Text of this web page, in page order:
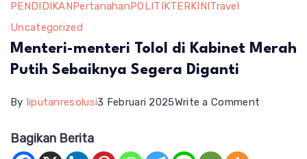
PENDIDIKANPertanahanPOLITIKTERKINITravel
Uncategorized
Menteri-menteri Tolol di Kabinet Merah
Putih Sebaiknya Segera Diganti
By liputanresolusi3 Februari 2025Write a Comment
Bagikan Berita